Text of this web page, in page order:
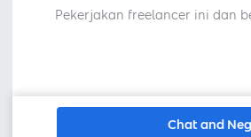
Pekerjakan freelancer ini dan
Chat and